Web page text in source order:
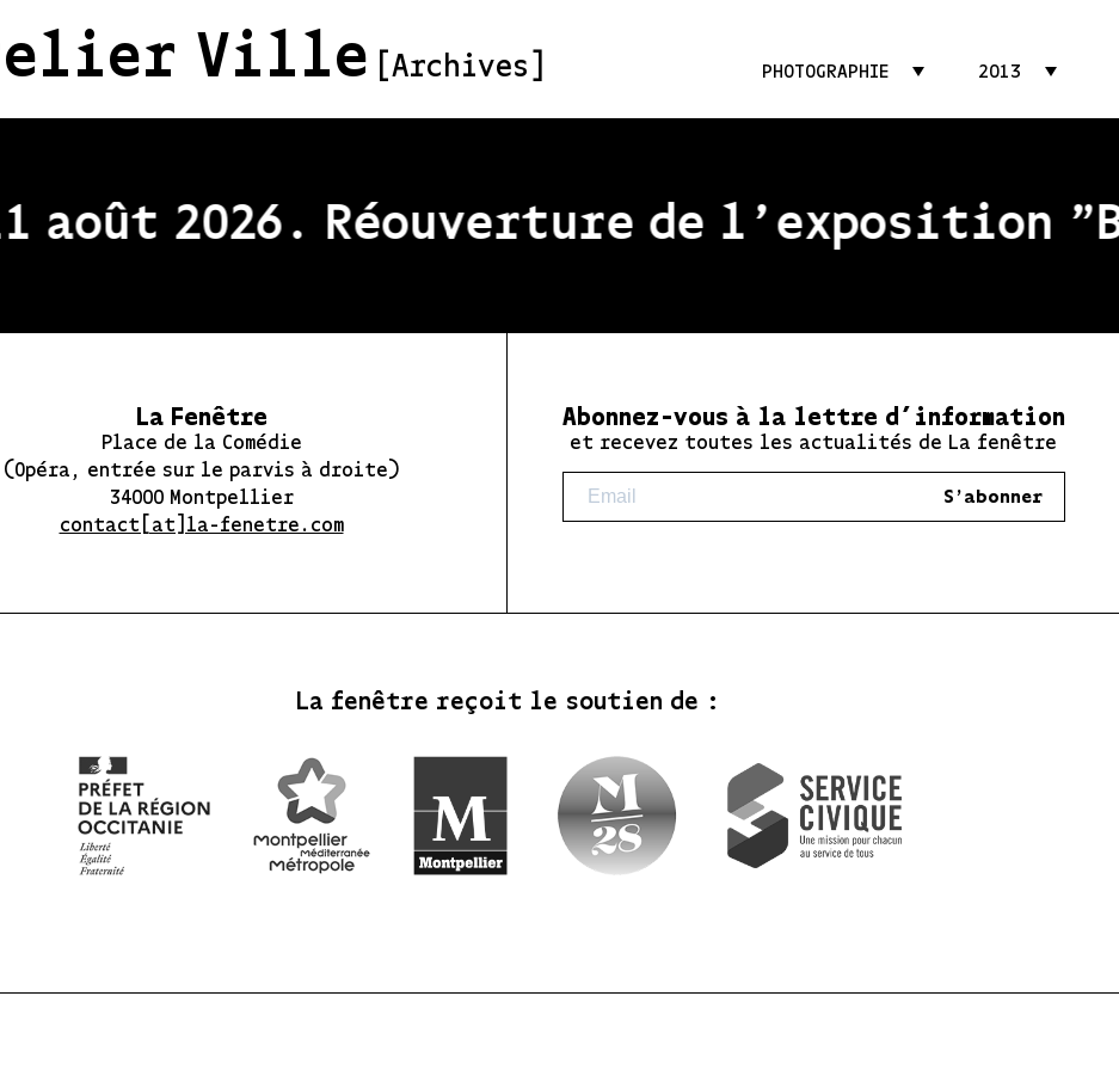
Ville [Archives] PHOTOGRAPHIE 2013
2026. Réouverture de l'exposition
La Fenêtre
Place de la Comédie
(Opéra, entrée sur le parvis à droite)
34000 Montpellier
contact[at]la-fenetre.com
Abonnez-vous à la lettre d’information
et recevez toutes les actualités de La fenêtre
S'abonner
La fenêtre reçoit le soutien de :